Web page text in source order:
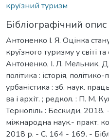
круїзний туризм
Бібліографічний опис
Антоненко І. Я. Оцінка
круїзного туризму у світі
Антоненко, І. Л. Мельник,
політика : історія,
урбаністика : зб. наук.
ва і архіт. ; редкол. : П. М.
Тернопіль : Бескиди, 2018.
міжнародна наук.- практ.
2018 р. - С. 164 - 169. -